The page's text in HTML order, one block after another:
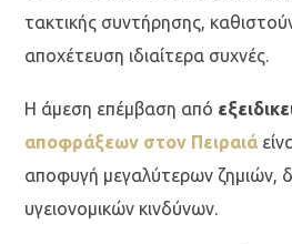
τακτικής συντήρησης,
αποχέτευση ιδιαίτερα συχνές.
Η άμεση επέμβαση από
αποφράξεων στον Πειραιά
αποφυγή μεγαλύτερων ζημιών,
υγειονομικών κινδύνων.